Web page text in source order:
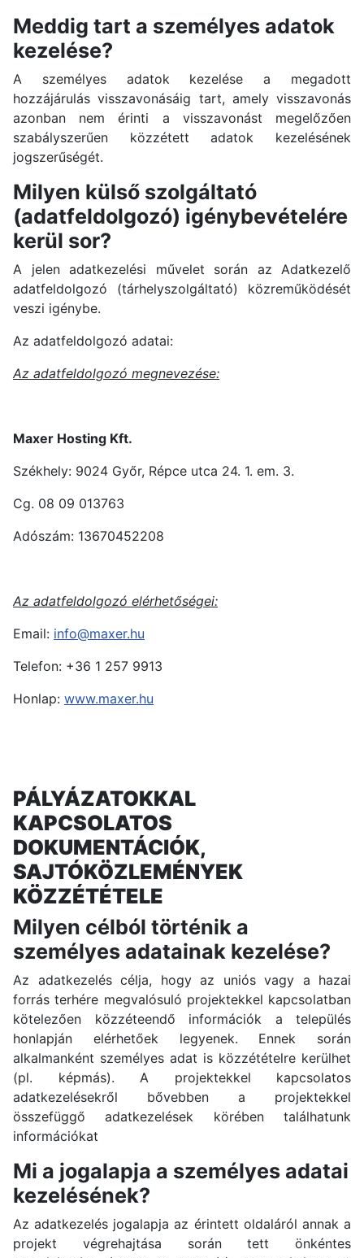
Meddig tart a személyes adatok
kezelése?
A személyes adatok kezelése a megadott
hozzájárulás visszavonásáig tart, amely visszavonás
azonban nem érinti a visszavonást megelőzően
szabályszerűen közzétett adatok kezelésének
jogszerűségét.
Milyen külső szolgáltató
(adatfeldolgozó) igénybevételére
kerül sor?
A jelen adatkezelési művelet során az Adatkezelő
adatfeldolgozó (tárhelyszolgáltató) közreműködését
veszi igénybe.
Az adatfeldolgozó adatai:
Az adatfeldolgozó megnevezése:
Maxer Hosting Kft.
Székhely: 9024 Győr, Répce utca 24. 1. em. 3.
Cg. 08 09 013763
Adószám: 13670452208
Az adatfeldolgozó elérhetőségei:
Email: info@maxer.hu
Telefon: +36 1 257 9913
Honlap: www.maxer.hu
PÁLYÁZATOKKAL
KAPCSOLATOS
DOKUMENTÁCIÓK,
SAJTÓKÖZLEMÉNYEK
KÖZZÉTÉTELE
Milyen célból történik a
személyes adatainak kezelése?
Az adatkezelés célja, hogy az uniós vagy a hazai
forrás terhére megvalósuló projektekkel kapcsolatban
kötelezően közzéteendő információk a település
honlapján elérhetőek legyenek. Ennek során
alkalmanként személyes adat is közzétételre kerülhet
(pl. képmás). A projektekkel kapcsolatos
adatkezelésekről bővebben a projektekkel
összefüggő adatkezelések körében találhatunk
információkat
Mi a jogalapja a személyes adatai
kezelésének?
Az adatkezelés jogalapja az érintett oldaláról annak a
projekt végrehajtása során tett önkéntes